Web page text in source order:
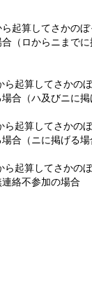
起算してさかの
（ロからニまで
ら起算してさかの
合（ハ及びニに掲
起算してさかの
合（ニに掲げる場
ら起算してさかの
絡不参加の場合